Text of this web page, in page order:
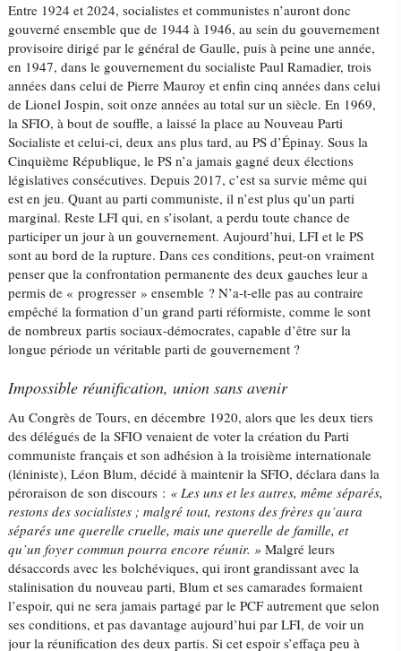
Entre 1924 et 2024, socialistes et communistes n’auront donc
gouverné ensemble que de 1944 à 1946, au sein du gouvernement
provisoire dirigé par le général de Gaulle, puis à peine une année,
en 1947, dans le gouvernement du socialiste Paul Ramadier, trois
années dans celui de Pierre Mauroy et enfin cinq années dans celui
de Lionel Jospin, soit onze années au total sur un siècle. En 1969,
la SFIO, à bout de souffle, a laissé la place au Nouveau Parti
Socialiste et celui-ci, deux ans plus tard, au PS d’Épinay. Sous la
Cinquième République, le PS n’a jamais gagné deux élections
législatives consécutives. Depuis 2017, c’est sa survie même qui
est en jeu. Quant au parti communiste, il n’est plus qu’un parti
marginal. Reste LFI qui, en s’isolant, a perdu toute chance de
participer un jour à un gouvernement. Aujourd’hui, LFI et le PS
sont au bord de la rupture. Dans ces conditions, peut-on vraiment
penser que la confrontation permanente des deux gauches leur a
permis de « progresser » ensemble ? N’a-t-elle pas au contraire
empêché la formation d’un grand parti réformiste, comme le sont
de nombreux partis sociaux-démocrates, capable d’être sur la
longue période un véritable parti de gouvernement ?
Impossible réunification, union sans avenir
Au Congrès de Tours, en décembre 1920, alors que les deux tiers
des délégués de la SFIO venaient de voter la création du Parti
communiste français et son adhésion à la troisième internationale
(léniniste), Léon Blum, décidé à maintenir la SFIO, déclara dans la
péroraison de son discours : « Les uns et les autres, même séparés,
restons des socialistes ; malgré tout, restons des frères qu’aura
séparés une querelle cruelle, mais une querelle de famille, et
qu’un foyer commun pourra encore réunir. »Malgré leurs
désaccords avec les bolchéviques, qui iront grandissant avec la
stalinisation du nouveau parti, Blum et ses camarades formaient
l’espoir, qui ne sera jamais partagé par le PCF autrement que selon
ses conditions, et pas davantage aujourd’hui par LFI, de voir un
jour la réunification des deux partis. Si cet espoir s’effaça peu à